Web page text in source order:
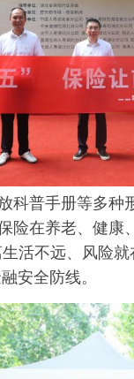
科普手册等多
险在养老、健
活不远、风险
安全防线。